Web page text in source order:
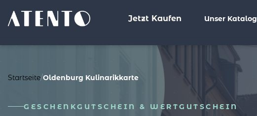
Jetzt Kaufen Unser Katalog
Startseite/Oldenburg Kulinarikkarte
GESCHENKGUTSCHEIN & WERTGUTSCHEIN